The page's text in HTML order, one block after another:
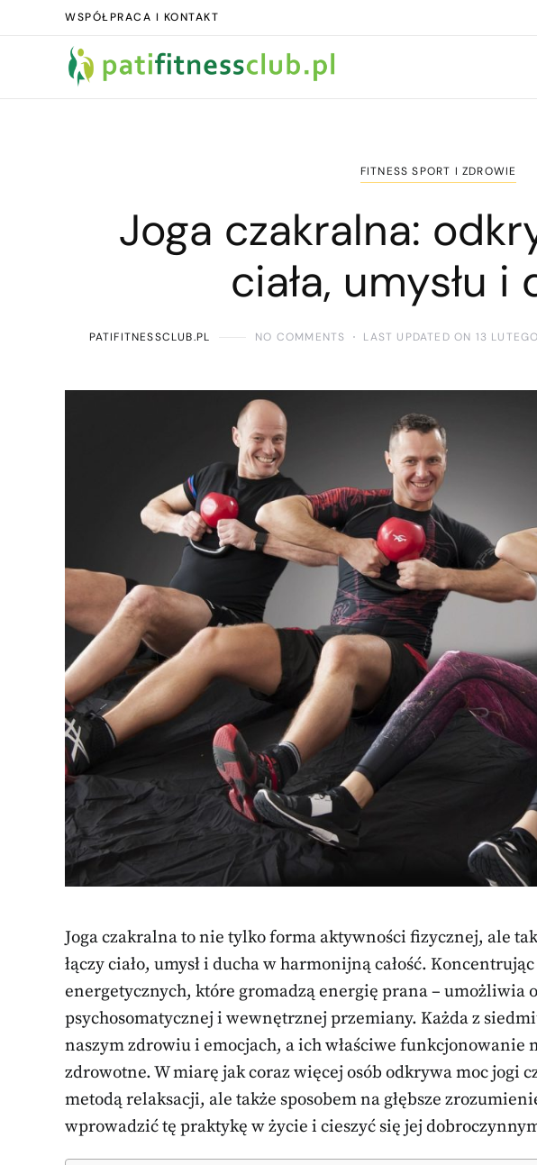
WSPÓŁPRACA I KONTAKT
FITNESS SPORT I ZDROWIE
Joga czakralna:
ciała, umysłu i
PATIFITNESSCLUB.PL NO COMMENTS LAST UPDATED ON 13
Joga czakralna to nie tylko forma aktywności fizycznej, ale
łączy ciało, umysł i ducha w harmonijną całość.
energetycznych, które gromadzą energię prana – umożliwia
psychosomatycznej i wewnętrznej przemiany. Każda z
naszym zdrowiu i emocjach, a ich właściwe funkcjonowanie
zdrowotne. W miarę jak coraz więcej osób odkrywa moc jogi
metodą relaksacji, ale także sposobem na głębsze
wprowadzić tę praktykę w życie i cieszyć się jej